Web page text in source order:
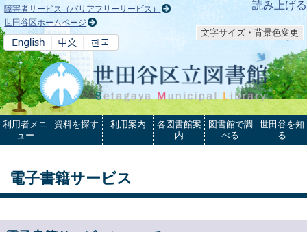
本文へ 読み上げる
障害者サービス（バリアフリーサービス）
世田谷区ホームページ
文字サイズ・背景色変更
利用者メニ
ュー
資料を探す 利用案内
各図書館案
内
図書館で調
べる
世田谷を知
る
電子書籍サービス